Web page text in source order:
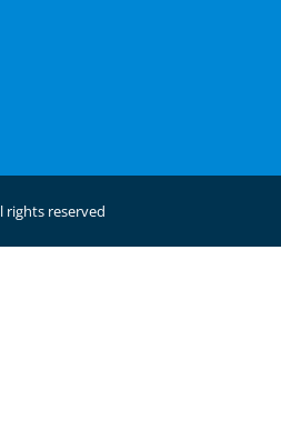
rights reserved